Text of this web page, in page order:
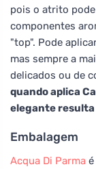
pois o atrito
componentes
"top". Pode
mas sempre a
delicados ou de
quando aplica
elegante resulta
Embalagem
Acqua Di Parma